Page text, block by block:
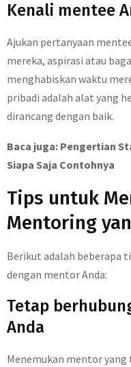
Kenali mentee
Ajukan pertanyaan
mereka, aspirasi atau
menghabiskan waktu
pribadi adalah alat yang
dirancang dengan baik.
Baca juga: Pengertian
Siapa Saja Contohnya
Tips untuk
Mentoring
Berikut adalah beberapa
dengan mentor Anda:
Tetap
Anda
Menemukan mentor